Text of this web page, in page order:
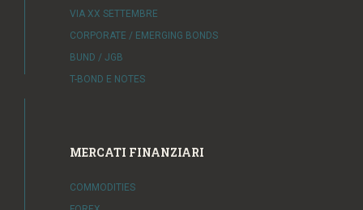
VIA XX SETTEMBRE
CORPORATE / EMERGING BONDS
BUND / JGB
T-BOND E NOTES
MERCATI FINANZIARI
COMMODITIES